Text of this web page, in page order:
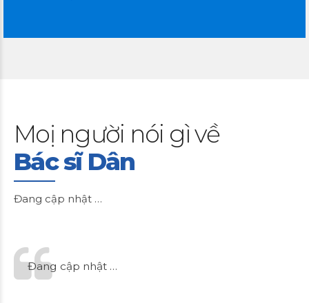
Moị người nói gì về
Bác sĩ Dân
Đang cập nhật …
Đang cập nhật …